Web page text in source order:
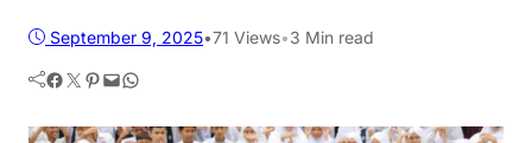
September 9, 2025•71 Views•3 Min read
Facebook Twitter Pinterest Mail WhatsApp